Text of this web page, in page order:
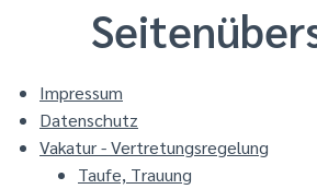
Impressum
Datenschutz
Vakatur - Vertretungsregelung
Taufe, Trauung